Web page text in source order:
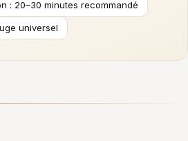
: 20–30 minutes recommandé
universel